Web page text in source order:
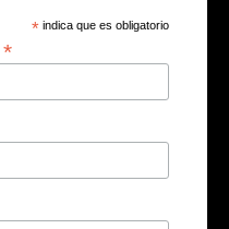
* indica que es obligatorio
*